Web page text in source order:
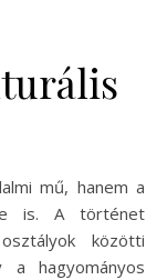
mű, hanem a
is. A történet
közötti
hagyományos